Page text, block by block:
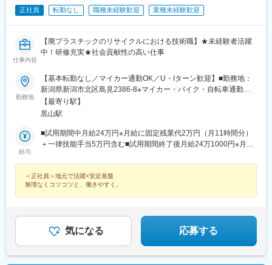
正社員 転勤なし 職種未経験歓迎 業種未経験歓迎
仕事内容
【廃プラスチックのリサイクルにおける技術職】★未経験者活躍
中！研修充実★社会貢献性の高い仕事
勤務地
【基本転勤なし／マイカー通勤OK／U・Iターン歓迎】■勤務地：
新潟県新潟市北区島見2386-8※マイカー・バイク・自転車通勤可
（駐車場あり／交通費支給）受動喫煙対策：屋内禁煙
【最寄り駅】
黒山駅
給与
■試用期間中月給24万円※月給に固定残業代2万円（月11時間分）
＋一律技能手当5万円含む■試用期間終了後月給24万1000円※月給
ずれも固定残業代は残業の有無に関わらず支給／超過分は別途支
給
＜正社員＞地元で活躍×安定基盤
無理なくコツコツと、働きやすく。
気になる 応募する